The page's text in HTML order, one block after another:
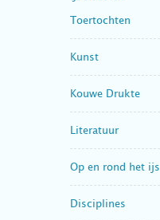
Toertochten
Kunst
Kouwe Drukte
Literatuur
Op en rond het ijs
Disciplines